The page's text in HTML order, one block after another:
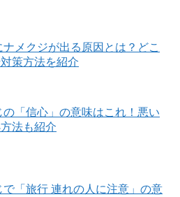
ナメクジが出る原因とは？どこ
策方法を紹介
の「信心」の意味はこれ！悪い
法も紹介
で「旅行 連れの人に注意」の意